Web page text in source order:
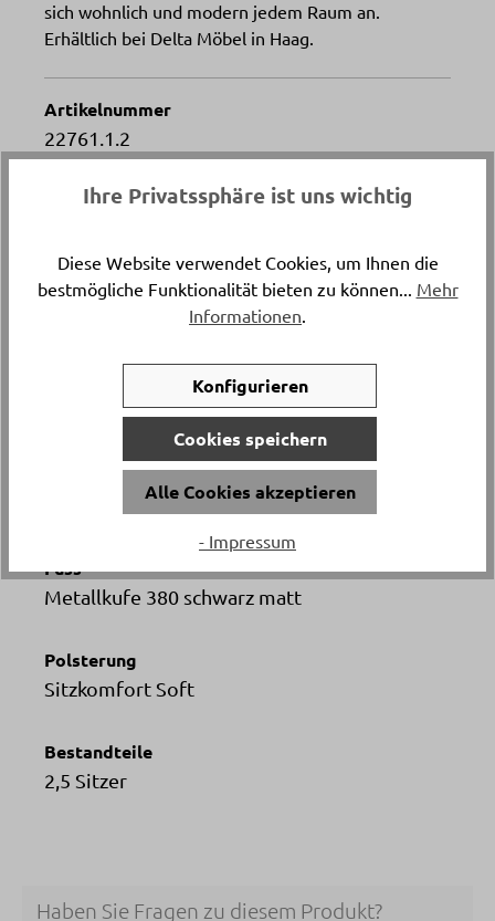
sich wohnlich und modern jedem Raum an.
Erhältlich bei Delta Möbel in Haag.
Artikelnummer
22761.1.2
Versand & Lieferung
Breite
ca. 46 cm
Bezugsmaterial
Stoff Simply Clean sand
Fuss
Metallkufe 380 schwarz matt
Polsterung
Sitzkomfort Soft
Bestandteile
2,5 Sitzer
Haben Sie Fragen zu diesem Produkt?
Ihre Privatssphäre ist uns wichtig
Diese Website verwendet Cookies, um Ihnen die
bestmögliche Funktionalität bieten zu können... Mehr
Informationen.
Konfigurieren
Cookies speichern
Alle Cookies akzeptieren
- Impressum